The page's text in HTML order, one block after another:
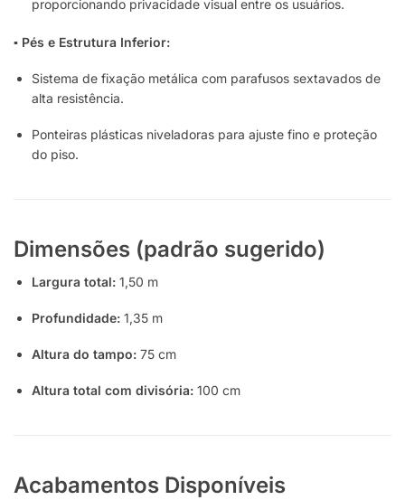
proporcionando privacidade visual entre os usuários.
▪ Pés e Estrutura Inferior:
Sistema de fixação metálica com parafusos sextavados de
alta resistência.
Ponteiras plásticas niveladoras para ajuste fino e proteção
do piso.
Dimensões (padrão sugerido)
Largura total: 1,50 m
Profundidade: 1,35 m
Altura do tampo: 75 cm
Altura total com divisória: 100 cm
Acabamentos Disponíveis